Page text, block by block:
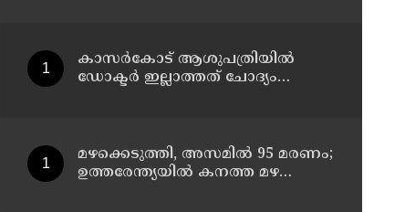
കാസർകോട് ആശുപത്രിയിൽ
ഡോക്ടർ ഇല്ലാത്തത് ചോദ്യം
മഴക്കെടുത്തി, അസമിൽ 95 മരണം;
ഉത്തരേന്ത്യയില്‍ കനത്ത മഴ